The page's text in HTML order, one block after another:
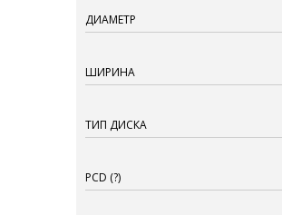
ДИАМЕТР
ШИРИНА
ТИП ДИСКА
PCD (?)